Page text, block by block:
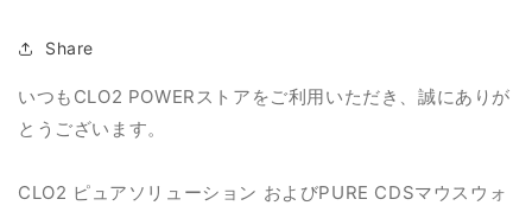
Share
いつもCLO2 POWERストアをご利用いただき、誠にありが
とうございます。
CLO2 ピュアソリューション およびPURE CDSマウスウォ